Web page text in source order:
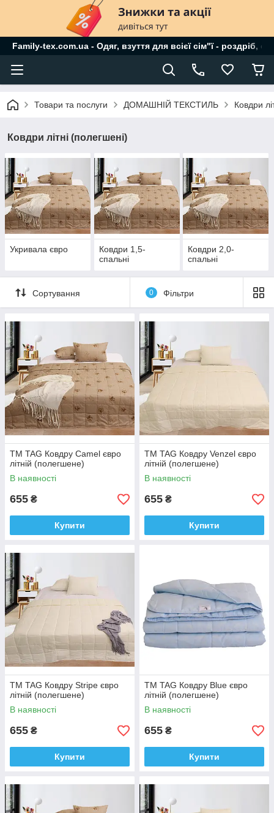
Family-tex.com.ua - Одяг, взуття для всієї сім"ї - роздріб,
Товари та послуги ДОМАШНІЙ ТЕКСТИЛЬ Ковдри
Ковдри літні (полегшені)
Укривала євро
Ковдри 1,5-
спальні
Ковдри 2,0-
спальні
Сортування 0 Фільтри
ТМ TAG Ковдру Camel євро
літній (полегшене)
В наявності
655 ₴
Купити
ТМ TAG Ковдру Venzel євро
літній (полегшене)
В наявності
655 ₴
Купити
ТМ TAG Ковдру Stripe євро
літній (полегшене)
В наявності
655 ₴
Купити
ТМ TAG Ковдру Blue євро
літній (полегшене)
В наявності
655 ₴
Купити